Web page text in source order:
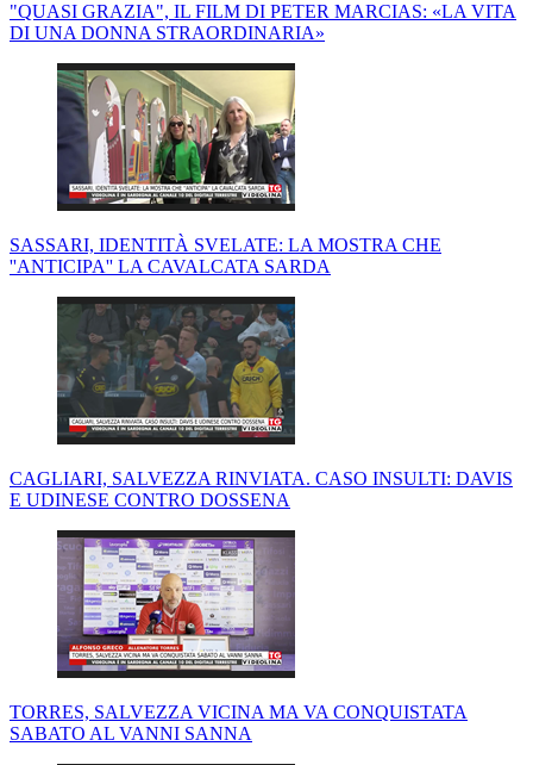
"QUASI GRAZIA", IL FILM DI PETER MARCIAS: «LA VITA
DI UNA DONNA STRAORDINARIA»
SASSARI, IDENTITÀ SVELATE: LA MOSTRA CHE
''ANTICIPA'' LA CAVALCATA SARDA
CAGLIARI, SALVEZZA RINVIATA. CASO INSULTI: DAVIS
E UDINESE CONTRO DOSSENA
TORRES, SALVEZZA VICINA MA VA CONQUISTATA
SABATO AL VANNI SANNA